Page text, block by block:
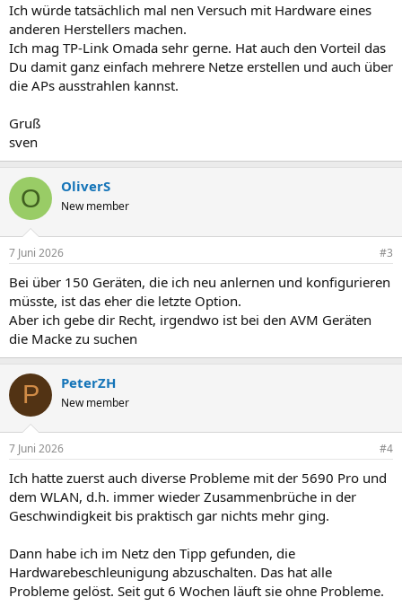
Ich würde tatsächlich mal nen Versuch mit Hardware eines
anderen Herstellers machen.
Ich mag TP-Link Omada sehr gerne. Hat auch den Vorteil das
Du damit ganz einfach mehrere Netze erstellen und auch über
die APs ausstrahlen kannst.
Gruß
sven
O OliverS
New member
7 Juni 2026 #3
Bei über 150 Geräten, die ich neu anlernen und konfigurieren
müsste, ist das eher die letzte Option.
Aber ich gebe dir Recht, irgendwo ist bei den AVM Geräten
die Macke zu suchen
P PeterZH
New member
7 Juni 2026 #4
Ich hatte zuerst auch diverse Probleme mit der 5690 Pro und
dem WLAN, d.h. immer wieder Zusammenbrüche in der
Geschwindigkeit bis praktisch gar nichts mehr ging.
Dann habe ich im Netz den Tipp gefunden, die
Hardwarebeschleunigung abzuschalten. Das hat alle
Probleme gelöst. Seit gut 6 Wochen läuft sie ohne Probleme.